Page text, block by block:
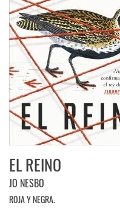
EL REINO
JO NESBO
ROJA Y NEGRA.